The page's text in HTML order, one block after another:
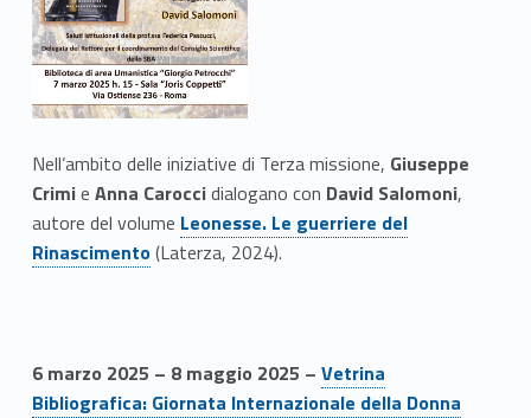
Nell’ambito delle iniziative di Terza missione, Giuseppe
Crimie Anna Caroccidialogano con David Salomoni,
autore del volume Link identifier #identifier__55184-2Leonesse. Le guerriere del
Rinascimento(Laterza, 2024).
6 marzo 2025 – 8 maggio 2025 – Vetrina
Bibliografica: Giornata Internazionale della Donna